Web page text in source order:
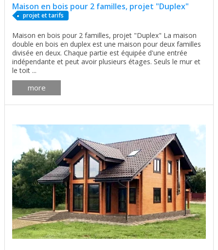
Maison en bois pour 2 familles, projet "Duplex"
projet et tarifs
Maison en bois pour 2 familles, projet "Duplex" La maison
double en bois en duplex est une maison pour deux familles
divisée en deux. Chaque partie est équipée d'une entrée
indépendante et peut avoir plusieurs étages. Seuls le mur et
le toit ...
more